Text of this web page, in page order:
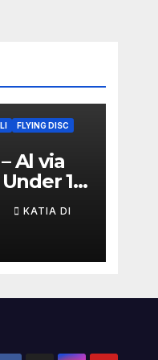
FLYING DISC
Al via
17
KATIA DI